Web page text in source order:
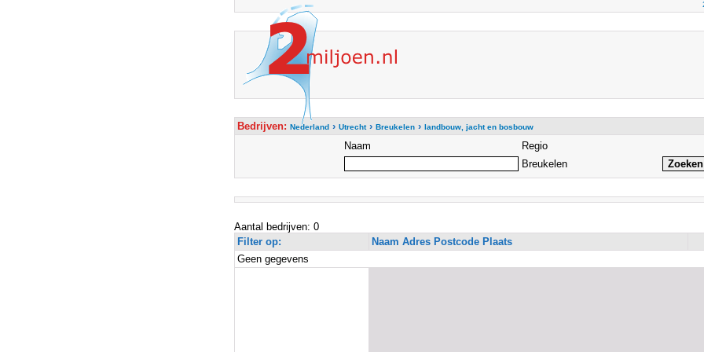
Bedrijven: Nederland› Utrecht› Breukelen› landbouw, jacht en bosbouw
Naam
Regio
Breukelen
Aantal bedrijven: 0
Filter op:
Naam Adres Postcode Plaats
Geen gegevens